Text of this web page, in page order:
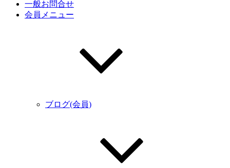
一般お問合せ
会員メニュー
ブログ(会員)